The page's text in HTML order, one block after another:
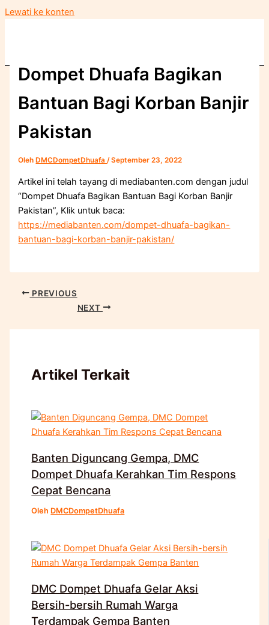
Lewati ke konten
Dompet Dhuafa Bagikan
Bantuan Bagi Korban Banjir
Pakistan
Oleh DMCDompetDhuafa/September 23, 2022
Artikel ini telah tayang di mediabanten.com dengan judul
“Dompet Dhuafa Bagikan Bantuan Bagi Korban Banjir
Pakistan”, Klik untuk baca:
https://mediabanten.com/dompet-dhuafa-bagikan-
bantuan-bagi-korban-banjir-pakistan/
PREVIOUS
NEXT
Artikel Terkait
Banten Diguncang Gempa, DMC
Dompet Dhuafa Kerahkan Tim Respons
Cepat Bencana
Oleh DMCDompetDhuafa
DMC Dompet Dhuafa Gelar Aksi
Bersih-bersih Rumah Warga
Terdampak Gempa Banten